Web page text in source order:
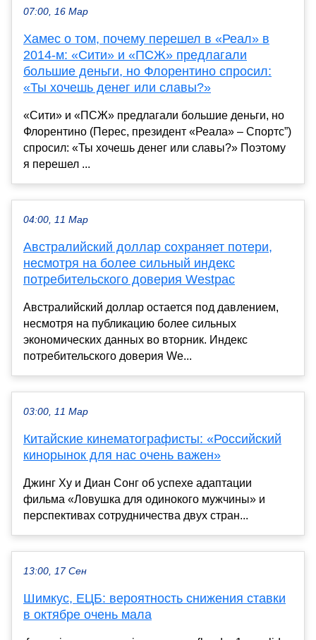
07:00, 16 Мар
Хамес о том, почему перешел в «Реал» в
2014-м: «Сити» и «ПСЖ» предлагали
большие деньги, но Флорентино спросил:
«Ты хочешь денег или славы?»
«Сити» и «ПСЖ» предлагали большие деньги, но
Флорентино (Перес, президент «Реала» – Спортс”)
спросил: «Ты хочешь денег или славы?» Поэтому
я перешел ...
04:00, 11 Мар
Австралийский доллар сохраняет потери,
несмотря на более сильный индекс
потребительского доверия Westpac
Австралийский доллар остается под давлением,
несмотря на публикацию более сильных
экономических данных во вторник. Индекс
потребительского доверия We...
03:00, 11 Мар
Китайские кинематографисты: «Российский
кинорынок для нас очень важен»
Джинг Ху и Диан Сонг об успехе адаптации
фильма «Ловушка для одинокого мужчины» и
перспективах сотрудничества двух стран...
13:00, 17 Сен
Шимкус, ЕЦБ: вероятность снижения ставки
в октябре очень мала